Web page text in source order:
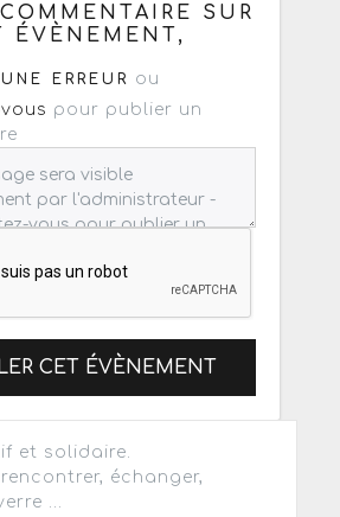
SUR
ÉVÈNEMENT,
ERREUR
ou
pour publier un
CET ÉVÈNEMENT
et solidaire.
échanger,
...